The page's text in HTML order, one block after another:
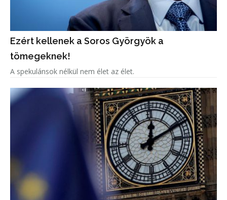
Ezért kellenek a Soros Györgyök a
tömegeknek!
A spekulánsok nélkül nem élet az élet.